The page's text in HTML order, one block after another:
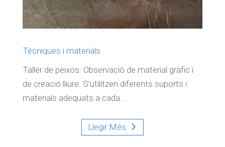
Tècniques i materials
Taller de peixos: Observació de material gràfic i
de creació lliure. S’utilitzen diferents suports i
materials adequats a cada...
Llegir Més